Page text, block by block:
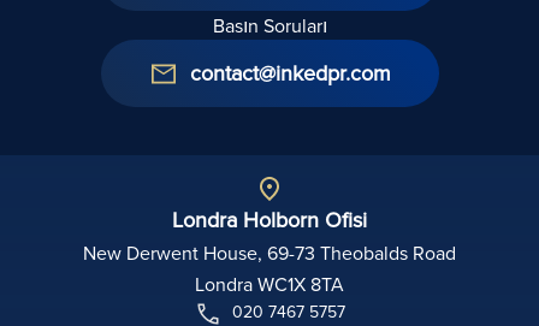
Basın Soruları
contact@inkedpr.com
Londra Holborn Ofisi
New Derwent House, 69-73 Theobalds Road
Londra WC1X 8TA
020 7467 5757